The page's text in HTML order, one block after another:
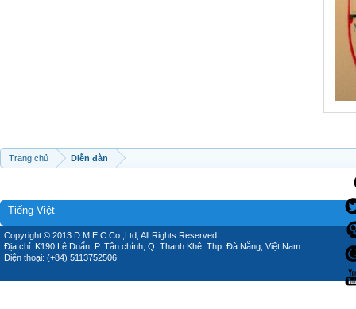
Trang chủ Diễn đàn
Tiếng Việt
Copyright © 2013 D.M.E.C Co.,Ltd, All Rights Reserved.
Địa chỉ: K190 Lê Duẩn, P. Tân chính, Q. Thanh Khê, Thp. Đà Nẵng, Việt Nam.
Điện thoại: (+84) 5113752506